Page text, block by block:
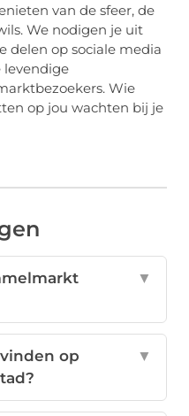
van de sfeer, de
We nodigen je uit
delen op sociale media
levendige
Wie
op jou wachten bij je
▼
op
▼